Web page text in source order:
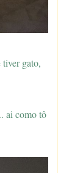
tiver gato,
ai como tô